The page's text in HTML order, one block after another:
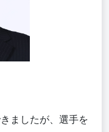
ましたが、選手を